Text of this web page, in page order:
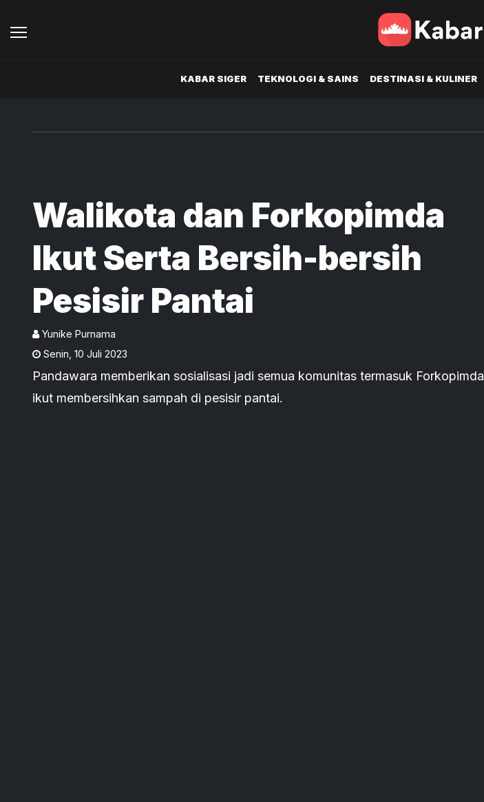
KABAR SIGER TEKNOLOGI & SAINS DESTINASI & KULINER
Walikota dan Forkopimda
Ikut Serta Bersih-bersih
Pesisir Pantai
Yunike Purnama
Senin 10 Juli 2023
Pandawara memberikan sosialisasi jadi semua komunitas termasuk Forkopimda
ikut membersihkan sampah di pesisir pantai.